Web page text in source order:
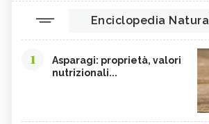
Enciclopedia
1
Asparagi: proprietà, valori
nutrizionali...